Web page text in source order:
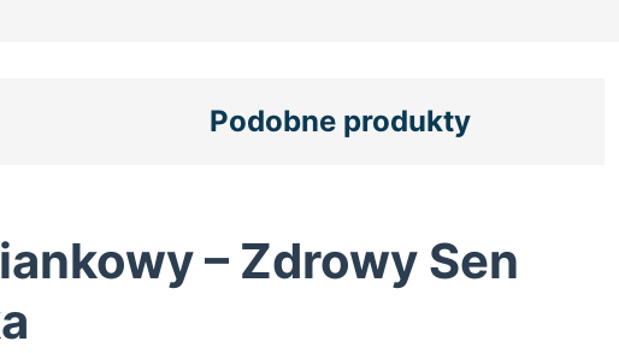
Podobne produkty
– Zdrowy Sen